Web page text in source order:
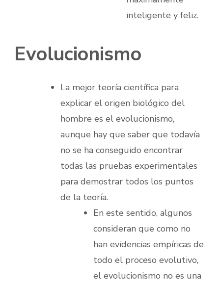
inteligente y feliz.
Evolucionismo
La mejor teoría científica para
explicar el origen biológico del
hombre es el evolucionismo,
aunque hay que saber que todavía
no se ha conseguido encontrar
todas las pruebas experimentales
para demostrar todos los puntos
de la teoría.
En este sentido, algunos
consideran que como no
han evidencias empíricas de
todo el proceso evolutivo,
el evolucionismo no es una